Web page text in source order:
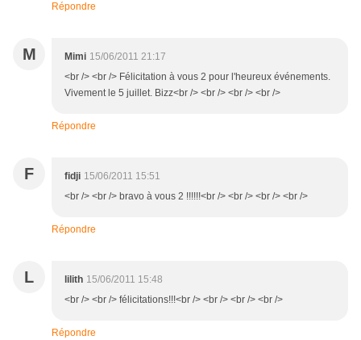
Répondre
M Mimi 15/06/2011 21:17
<br /> <br /> Félicitation à vous 2 pour l'heureux événements.
Vivement le 5 juillet. Bizz<br /> <br /> <br /> <br />
Répondre
F fidji 15/06/2011 15:51
<br /> <br /> bravo à vous 2 !!!!!!<br /> <br /> <br /> <br />
Répondre
L lilith 15/06/2011 15:48
<br /> <br /> félicitations!!!<br /> <br /> <br /> <br />
Répondre